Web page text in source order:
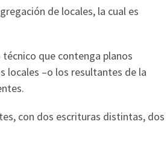
de locales, la cual es
que contenga planos
locales –o los resultantes de la
con dos escrituras distintas, dos